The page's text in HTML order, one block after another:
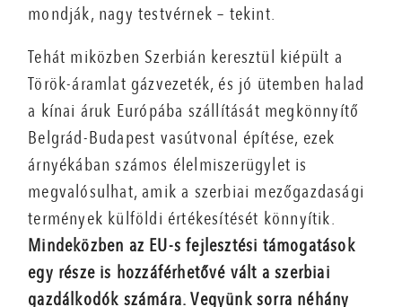
mondják, nagy testvérnek – tekint.
Tehát miközben Szerbián keresztül kiépült a
Török-áramlat gázvezeték, és jó ütemben halad
a kínai áruk Európába szállítását megkönnyítő
Belgrád-Budapest vasútvonal építése, ezek
árnyékában számos élelmiszerügylet is
megvalósulhat, amik a szerbiai mezőgazdasági
termények külföldi értékesítését könnyítik.
Mindeközben az EU-s fejlesztési támogatások
egy része is hozzáférhetővé vált a szerbiai
gazdálkodók számára. Vegyünk sorra néhány